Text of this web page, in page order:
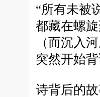
“所有未被
都藏在螺
（而沉入
突然开始
诗背后的